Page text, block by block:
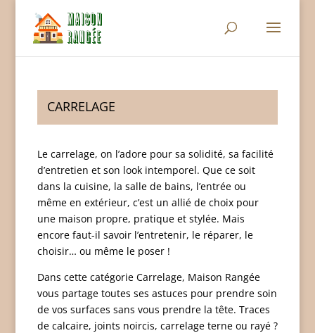
CARRELAGE
Le carrelage, on l’adore pour sa solidité, sa facilité
d’entretien et son look intemporel. Que ce soit
dans la cuisine, la salle de bains, l’entrée ou
même en extérieur, c’est un allié de choix pour
une maison propre, pratique et stylée. Mais
encore faut-il savoir l’entretenir, le réparer, le
choisir… ou même le poser !
Dans cette catégorie Carrelage, Maison Rangée
vous partage toutes ses astuces pour prendre soin
de vos surfaces sans vous prendre la tête. Traces
de calcaire, joints noircis, carrelage terne ou rayé ?